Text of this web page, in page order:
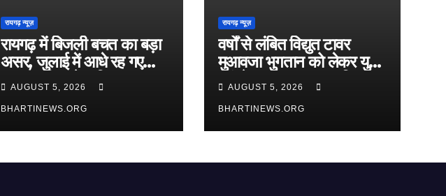
रायगढ़ न्यूज़
रायगढ़ में बिजली बचत का बड़ा
असर, जुलाई में आधे रह गए
400 यूनिट से अधिक खपत
वाले उपभोक्ता
AUGUST 5, 2026
BHARTINEWS.ORG
रायगढ़ न्यूज़
वर्षों से लंबित विद्युत टावर
मुआवजा भुगतान को लेकर युवा
कांग्रेस हुई मुखर, प्रभावित
किसानों के हित में एसडीएम को
सौंपा ज्ञापन
AUGUST 5, 2026
BHARTINEWS.ORG